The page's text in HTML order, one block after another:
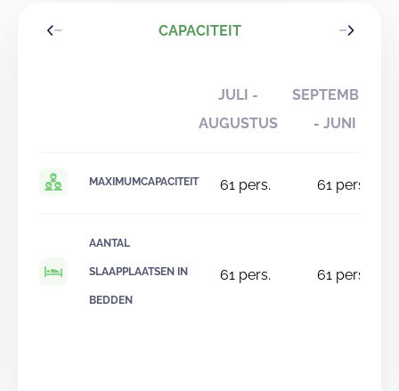
CAPACITEIT
JULI -
AUGUSTUS
SEPTEMBER
- JUNI
MAXIMUMCAPACITEIT 61 pers. 61pers.
AANTAL
SLAAPPLAATSEN IN
BEDDEN
61 pers. 61pers.